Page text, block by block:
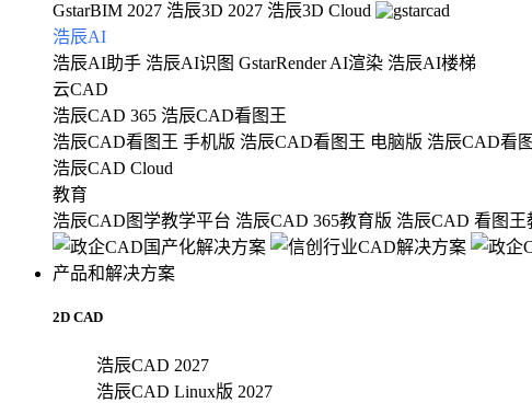
GstarBIM 2027 浩辰3D 2027 浩辰3D Cloud
浩辰AI
浩辰AI助手 浩辰AI识图 GstarRender AI渲染 浩辰AI楼梯
云CAD
浩辰CAD 365 浩辰CAD看图王
浩辰CAD看图王 手机版 浩辰CAD看图王 电脑版 浩辰CAD看
浩辰CAD Cloud
教育
浩辰CAD图学教学平台 浩辰CAD 365教育版 浩辰CAD 看图王
产品和解决方案
2D CAD
浩辰CAD 2027
浩辰CAD Linux版 2027